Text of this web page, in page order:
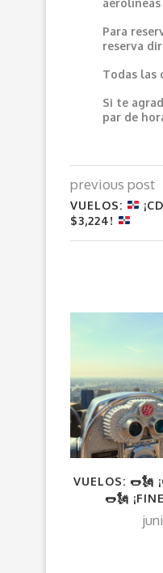
Para
reserva
Todas las
Si te
par de
previous post
VUELOS:
$3,224!
VUELOS: 🌭🗽
🌭🗽